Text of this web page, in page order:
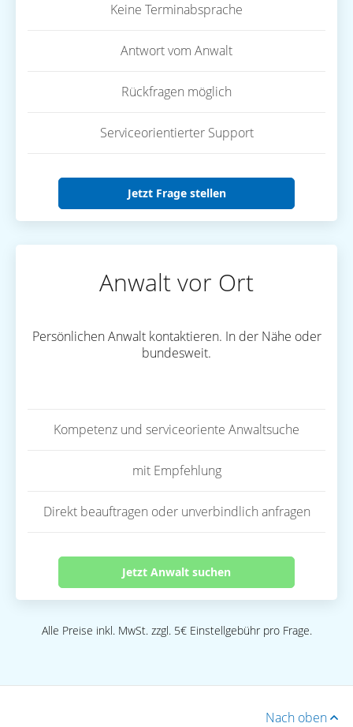
Keine Terminabsprache
Antwort vom Anwalt
Rückfragen möglich
Serviceorientierter Support
Jetzt Frage stellen
Anwalt vor Ort
Persönlichen Anwalt kontaktieren. In der Nähe oder
bundesweit.
Kompetenz und serviceoriente Anwaltsuche
mit Empfehlung
Direkt beauftragen oder unverbindlich anfragen
Jetzt Anwalt suchen
Alle Preise inkl. MwSt. zzgl. 5€ Einstellgebühr pro Frage.
Nach oben